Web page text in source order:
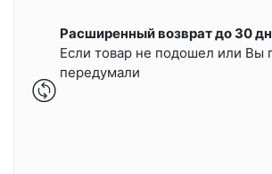
Расширенный возврат до 30
Если товар не подошел или Вы
передумали